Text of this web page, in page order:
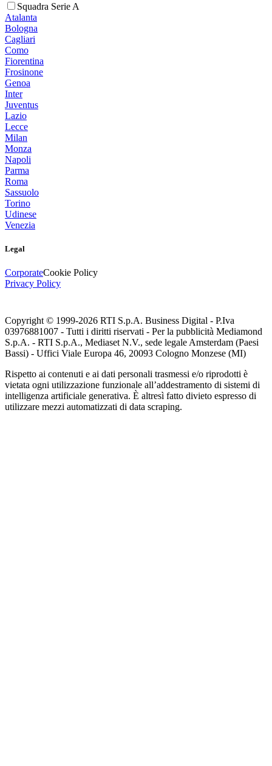
Squadra Serie A
Atalanta
Bologna
Cagliari
Como
Fiorentina
Frosinone
Genoa
Inter
Juventus
Lazio
Lecce
Milan
Monza
Napoli
Parma
Roma
Sassuolo
Torino
Udinese
Venezia
Legal
CorporateCookie Policy
Privacy Policy
Copyright © 1999-2026 RTI S.p.A. Business Digital - P.Iva
03976881007 - Tutti i diritti riservati - Per la pubblicità Mediamond
S.p.A. - RTI S.p.A., Mediaset N.V., sede legale Amsterdam (Paesi
Bassi) - Uffici Viale Europa 46, 20093 Cologno Monzese (MI)
Rispetto ai contenuti e ai dati personali trasmessi e/o riprodotti è
vietata ogni utilizzazione funzionale all’addestramento di sistemi di
intelligenza artificiale generativa. È altresì fatto divieto espresso di
utilizzare mezzi automatizzati di data scraping.